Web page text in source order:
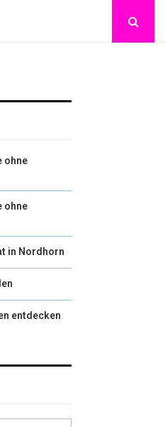
ohne
ohne
in Nordhorn
entdecken